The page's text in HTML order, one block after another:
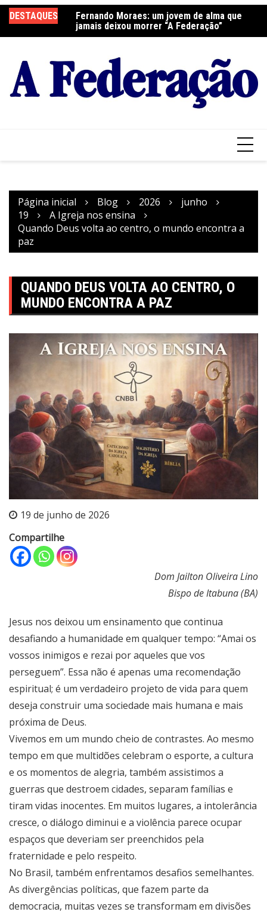
para
o
DESTAQUES
Fernando Moraes: um jovem de alma que
jamais deixou morrer “A Federação”
Curso Oração e Vida na Paróquia São José
Página inicial Blog 2026
junho
19
A Igreja nos ensina
Quando Deus volta ao centro, o mundo encontra a
paz
QUANDO DEUS VOLTA AO CENTRO, O
MUNDO ENCONTRA A PAZ
19 de junho de 2026
Compartilhe
Dom Jailton Oliveira Lino
Bispo de Itabuna (BA)
Jesus nos deixou um ensinamento que continua
desafiando a humanidade em qualquer tempo: “Amai os
vossos inimigos e rezai por aqueles que vos
perseguem”. Essa não é apenas uma recomendação
espiritual; é um verdadeiro projeto de vida para quem
deseja construir uma sociedade mais humana e mais
próxima de Deus.
Vivemos em um mundo cheio de contrastes. Ao mesmo
tempo em que multidões celebram o esporte, a cultura
e os momentos de alegria, também assistimos a
guerras que destroem cidades, separam famílias e
tiram vidas inocentes. Em muitos lugares, a intolerância
cresce, o diálogo diminui e a violência parece ocupar
espaços que deveriam ser preenchidos pela
fraternidade e pelo respeito.
No Brasil, também enfrentamos desafios semelhantes.
As divergências políticas, que fazem parte da
democracia, muitas vezes se transformam em divisões